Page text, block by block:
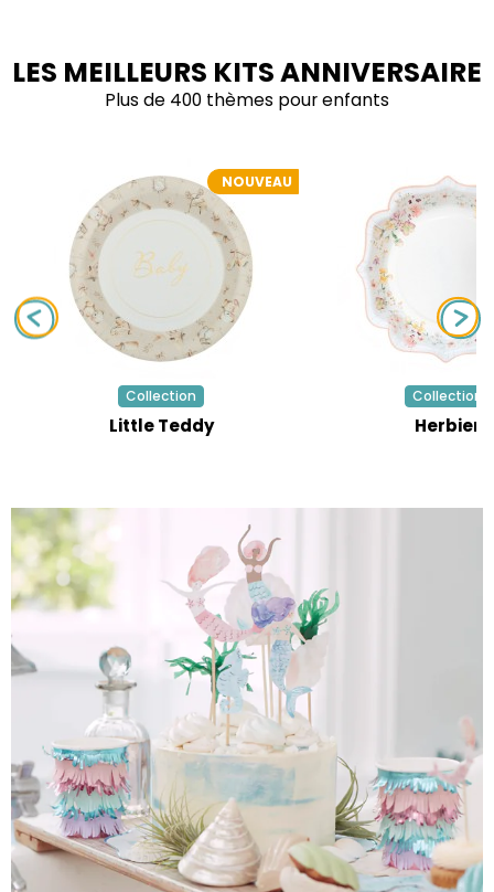
LES MEILLEURS KITS ANNIVERSAIRE
Plus de 400 thèmes pour enfants
NOUVEAU
Collection
Little Teddy
Collection
Herbier